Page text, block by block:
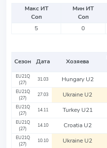
Макс ИТ
Соп
Мин ИТ
Соп
5
0
Сезон Дата Хозяева
EU21Q
(27)
31.03 Hungary U2
EU21Q
(27)
27.03 Ukraine U2
EU21Q
(27)
14.11 Turkey U21
EU21Q
(27)
14.10 Croatia U2
EU21Q
(27)
10.10 Ukraine U2